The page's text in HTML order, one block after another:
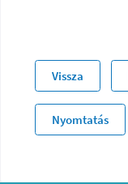
Vissza
Nyomtatás